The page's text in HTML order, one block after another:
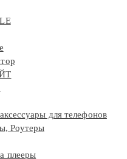
для телефонов
Роутеры
плееры